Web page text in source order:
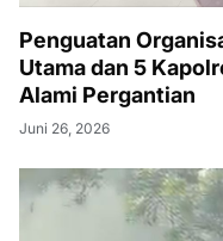
Penguatan
Utama dan 5
Alami Pergantian
Juni 26, 2026